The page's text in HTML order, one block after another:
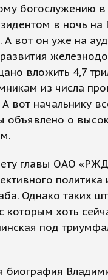
богослужению
в ночь на
А вот он уже на
вложить 4,7
из числа
вот начальнику
объявлено о
главы ОАО
политика
Однако таких
которым хоть
под
биография